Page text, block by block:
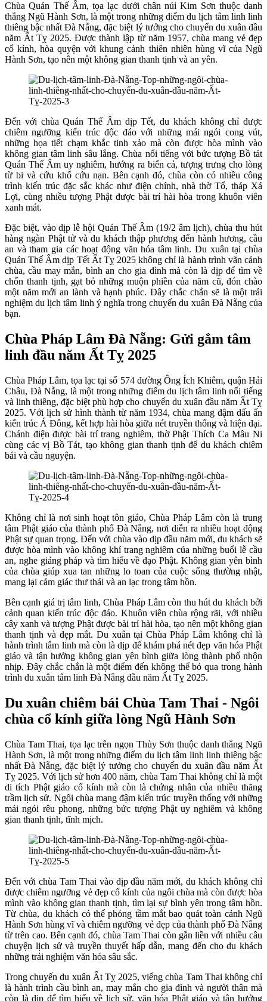
Chùa Quán Thế Âm, tọa lạc dưới chân núi Kim Sơn thuộc danh
thắng Ngũ Hành Sơn, là một trong những điểm du lịch tâm linh linh
thiêng bậc nhất Đà Nẵng, đặc biệt lý tưởng cho chuyến du xuân đầu
năm Ất Tỵ 2025. Được thành lập từ năm 1957, chùa mang vẻ đẹp
cổ kính, hòa quyện với khung cảnh thiên nhiên hùng vĩ của Ngũ
Hành Sơn, tạo nên một không gian thanh tịnh và an yên.
Đến với chùa Quán Thế Âm dịp Tết, du khách không chỉ được
chiêm ngưỡng kiến trúc độc đáo với những mái ngói cong vút,
những họa tiết chạm khắc tinh xảo mà còn được hòa mình vào
không gian tâm linh sâu lắng. Chùa nổi tiếng với bức tượng Bồ tát
Quán Thế Âm uy nghiêm, hướng ra biển cả, tượng trưng cho lòng
từ bi và cứu khổ cứu nạn. Bên cạnh đó, chùa còn có nhiều công
trình kiến trúc đặc sắc khác như điện chính, nhà thờ Tổ, tháp Xá
Lợi, cùng nhiều tượng Phật được bài trí hài hòa trong khuôn viên
xanh mát.
Đặc biệt, vào dịp lễ hội Quán Thế Âm (19/2 âm lịch), chùa thu hút
hàng ngàn Phật tử và du khách thập phương đến hành hương, cầu
an và tham gia các hoạt động văn hóa tâm linh. Du xuân tại chùa
Quán Thế Âm dịp Tết Ất Tỵ 2025 không chỉ là hành trình vãn cảnh
chùa, cầu may mắn, bình an cho gia đình mà còn là dịp để tìm về
chốn thanh tịnh, gạt bỏ những muộn phiền của năm cũ, đón chào
một năm mới an lành và hạnh phúc. Đây chắc chắn sẽ là một trải
nghiệm du lịch tâm linh ý nghĩa trong chuyến du xuân Đà Nẵng của
bạn.
Chùa Pháp Lâm Đà Nẵng: Gửi gắm tâm
linh đầu năm Ất Tỵ 2025
Chùa Pháp Lâm, tọa lạc tại số 574 đường Ông Ích Khiêm, quận Hải
Châu, Đà Nẵng, là một trong những điểm du lịch tâm linh nổi tiếng
và linh thiêng, đặc biệt phù hợp cho chuyến du xuân đầu năm Ất Tỵ
2025. Với lịch sử hình thành từ năm 1934, chùa mang đậm dấu ấn
kiến trúc Á Đông, kết hợp hài hòa giữa nét truyền thống và hiện đại.
Chánh điện được bài trí trang nghiêm, thờ Phật Thích Ca Mâu Ni
cùng các vị Bồ Tát, tạo không gian thanh tịnh để du khách chiêm
bái và cầu nguyện.
Không chỉ là nơi sinh hoạt tôn giáo, Chùa Pháp Lâm còn là trung
tâm Phật giáo của thành phố Đà Nẵng, nơi diễn ra nhiều hoạt động
Phật sự quan trọng. Đến với chùa vào dịp đầu năm mới, du khách sẽ
được hòa mình vào không khí trang nghiêm của những buổi lễ cầu
an, nghe giảng pháp và tìm hiểu về đạo Phật. Không gian yên bình
của chùa giúp xua tan những lo toan của cuộc sống thường nhật,
mang lại cảm giác thư thái và an lạc trong tâm hồn.
Bên cạnh giá trị tâm linh, Chùa Pháp Lâm còn thu hút du khách bởi
cảnh quan kiến trúc độc đáo. Khuôn viên chùa rộng rãi, với nhiều
cây xanh và tượng Phật được bài trí hài hòa, tạo nên một không gian
thanh tịnh và đẹp mắt. Du xuân tại Chùa Pháp Lâm không chỉ là
hành trình tâm linh mà còn là dịp để khám phá nét đẹp văn hóa Phật
giáo và tận hưởng không gian yên bình giữa lòng thành phố nhộn
nhịp. Đây chắc chắn là một điểm đến không thể bỏ qua trong hành
trình du xuân tâm linh Đà Nẵng đầu năm Ất Tỵ 2025.
Du xuân chiêm bái Chùa Tam Thai - Ngôi
chùa cổ kính giữa lòng Ngũ Hành Sơn
Chùa Tam Thai, tọa lạc trên ngọn Thủy Sơn thuộc danh thắng Ngũ
Hành Sơn, là một trong những điểm du lịch tâm linh linh thiêng bậc
nhất Đà Nẵng, đặc biệt lý tưởng cho chuyến du xuân đầu năm Ất
Tỵ 2025. Với lịch sử hơn 400 năm, chùa Tam Thai không chỉ là một
di tích Phật giáo cổ kính mà còn là chứng nhân của nhiều thăng
trầm lịch sử. Ngôi chùa mang đậm kiến trúc truyền thống với những
mái ngói rêu phong, những bức tượng Phật uy nghiêm và không
gian thanh tịnh, tĩnh mịch.
Đến với chùa Tam Thai vào dịp đầu năm mới, du khách không chỉ
được chiêm ngưỡng vẻ đẹp cổ kính của ngôi chùa mà còn được hòa
mình vào không gian thanh tịnh, tìm lại sự bình yên trong tâm hồn.
Từ chùa, du khách có thể phóng tầm mắt bao quát toàn cảnh Ngũ
Hành Sơn hùng vĩ và chiêm ngưỡng vẻ đẹp của thành phố Đà Nẵng
từ trên cao. Bên cạnh đó, chùa Tam Thai còn gắn liền với nhiều câu
chuyện lịch sử và truyền thuyết hấp dẫn, mang đến cho du khách
những trải nghiệm văn hóa sâu sắc.
Trong chuyến du xuân Ất Tỵ 2025, viếng chùa Tam Thai không chỉ
là hành trình cầu bình an, may mắn cho gia đình và người thân mà
còn là dịp để tìm hiểu về lịch sử, văn hóa Phật giáo và tận hưởng